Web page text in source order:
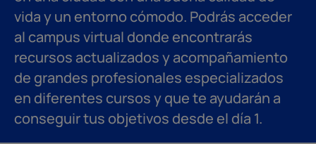
vida y un entorno cómodo. Podrás acceder
al campus virtual donde encontrarás
recursos actualizados y acompañamiento
de grandes profesionales especializados
en diferentes cursos y que te ayudarán a
conseguir tus objetivos desde el día 1.